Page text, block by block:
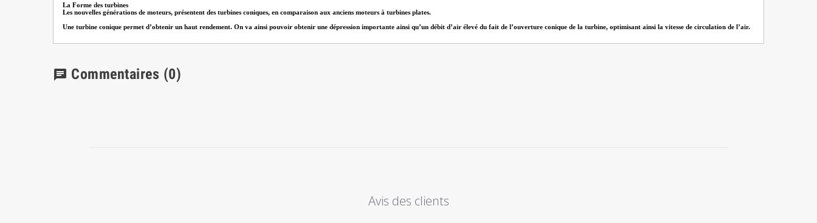
La Forme des turbines
Les nouvelles générations de moteurs, présentent des turbines coniques, en comparaison aux anciens moteurs à turbines plates.
Une turbine conique permet d’obtenir un haut rendement. On va ainsi pouvoir obtenir une dépression importante ainsi qu’un débit d’air élevé du fait de l’ouverture conique de la turbine, optimisant ainsi la vitesse de circulation de l’air.
chat Commentaires (0)
Avis des clients